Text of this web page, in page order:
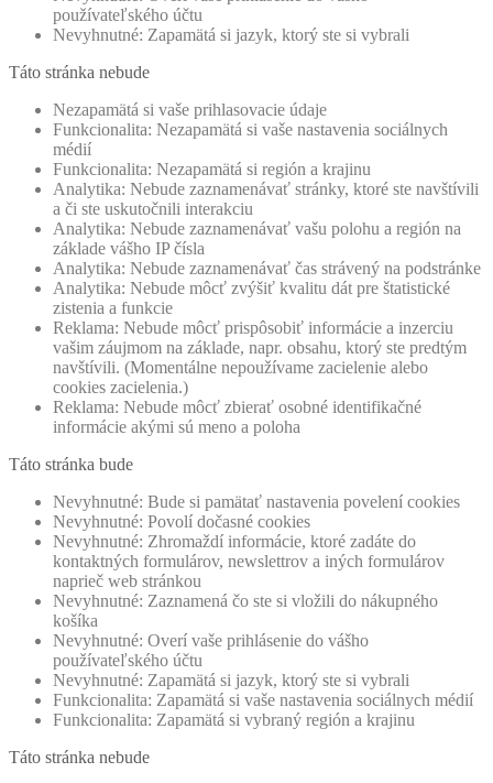
používateľského účtu
Nevyhnutné: Zapamätá si jazyk, ktorý ste si vybrali
Táto stránka nebude
Nezapamätá si vaše prihlasovacie údaje
Funkcionalita: Nezapamätá si vaše nastavenia sociálnych
médií
Funkcionalita: Nezapamätá si región a krajinu
Analytika: Nebude zaznamenávať stránky, ktoré ste navštívili
a či ste uskutočnili interakciu
Analytika: Nebude zaznamenávať vašu polohu a región na
základe vášho IP čísla
Analytika: Nebude zaznamenávať čas strávený na podstránke
Analytika: Nebude môcť zvýšiť kvalitu dát pre štatistické
zistenia a funkcie
Reklama: Nebude môcť prispôsobiť informácie a inzerciu
vašim záujmom na základe, napr. obsahu, ktorý ste predtým
navštívili. (Momentálne nepoužívame zacielenie alebo
cookies zacielenia.)
Reklama: Nebude môcť zbierať osobné identifikačné
informácie akými sú meno a poloha
Táto stránka bude
Nevyhnutné: Bude si pamätať nastavenia povelení cookies
Nevyhnutné: Povolí dočasné cookies
Nevyhnutné: Zhromaždí informácie, ktoré zadáte do
kontaktných formulárov, newslettrov a iných formulárov
naprieč web stránkou
Nevyhnutné: Zaznamená čo ste si vložili do nákupného
košíka
Nevyhnutné: Overí vaše prihlásenie do vášho
používateľského účtu
Nevyhnutné: Zapamätá si jazyk, ktorý ste si vybrali
Funkcionalita: Zapamätá si vaše nastavenia sociálnych médií
Funkcionalita: Zapamätá si vybraný región a krajinu
Táto stránka nebude